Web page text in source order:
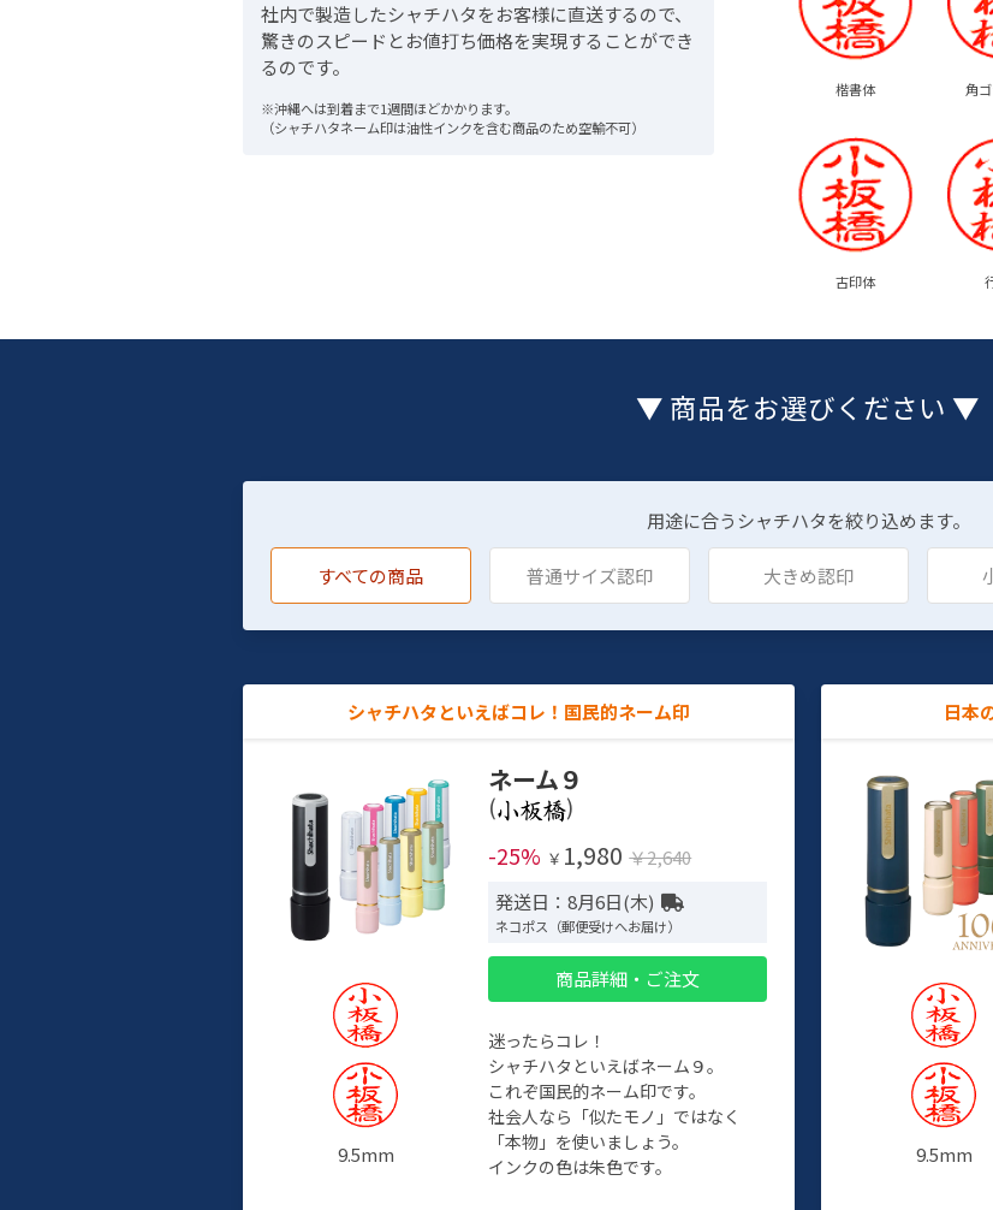
楷書体 角
古印体
社内で製造したシャチハタをお客様に直送するので、
驚きのスピードとお値打ち価格を実現することができ
るのです。
※沖縄へは到着まで1週間ほどかかります。
（シャチハタネーム印は油性インクを含む商品のため空輸不可）
▼ 商品をお選びください ▼
用途に合うシャチハタを絞り込めます。
すべての商品 普通サイズ認印 大きめ認印
シャチハタといえばコレ！国民的ネーム印
9.5mm
ネーム９
(
)
-25% ￥ 1,980 ￥2,640
発送日：8月6日(木)
ネコポス（郵便受けへお届け）
商品詳細・ご注文
迷ったらコレ！
シャチハタといえばネーム９。
これぞ国民的ネーム印です。
社会人なら「似たモノ」ではなく
「本物」を使いましょう。
インクの色は朱色です。
日本
9.5mm